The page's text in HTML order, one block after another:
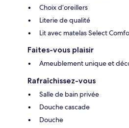
Choix d’oreillers
Literie de qualité
Lit avec matelas Select
Faites-vous plaisir
Ameublement unique et
Rafraîchissez-vous
Salle de bain privée
Douche cascade
Douche